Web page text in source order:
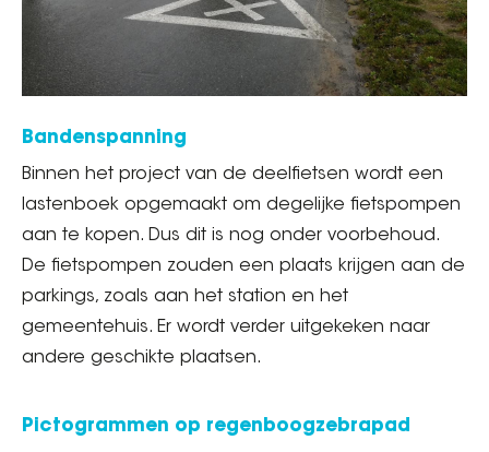
Bandenspanning
Binnen het project van de deelfietsen wordt een
lastenboek opgemaakt om degelijke fietspompen
aan te kopen. Dus dit is nog onder voorbehoud.
De fietspompen zouden een plaats krijgen aan de
parkings, zoals aan het station en het
gemeentehuis. Er wordt verder uitgekeken naar
andere geschikte plaatsen.
Pictogrammen op regenboogzebrapad